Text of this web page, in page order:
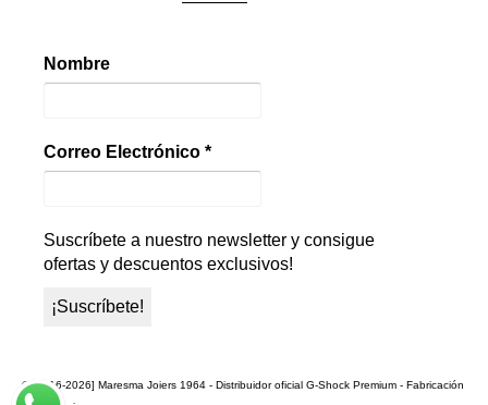
Nombre
Correo Electrónico *
Suscríbete a nuestro newsletter y consigue
ofertas y descuentos exclusivos!
© [2016-2026] Maresma Joiers 1964 - Distribuidor oficial G-Shock Premium - Fabricación